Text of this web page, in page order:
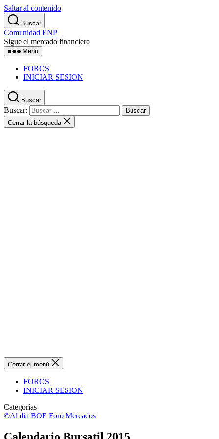
Saltar al contenido
Buscar
Comunidad ENP
Sigue el mercado financiero
Menú
FOROS
INICIAR SESION
Buscar
Buscar:
Cerrar la búsqueda
Cerrar el menú
FOROS
INICIAR SESION
Categorías
©Al dia BOE Foro Mercados